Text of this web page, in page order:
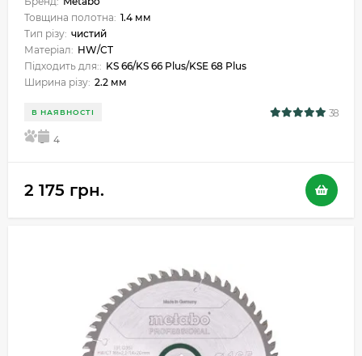
Товщина полотна: 1.4 мм
Тип різу: чистий
Матеріал: HW/CT
Підходить для:: KS 66/KS 66 Plus/KSE 68 Plus
Ширина різу: 2.2 мм
В НАЯВНОСТІ 38
5 4
2 175 грн.